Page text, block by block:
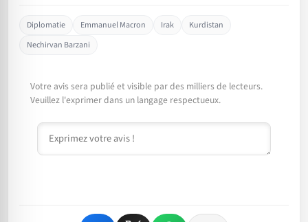
Diplomatie Emmanuel Macron Irak
Kurdistan
Nechirvan Barzani
Votre avis sera publié et visible par des milliers de lecteurs.
Veuillez l'exprimer dans un langage respectueux.
Commentaire